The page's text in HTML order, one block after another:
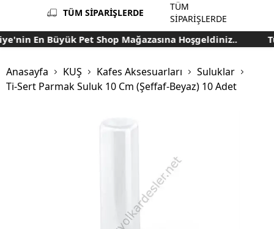
TÜM SİPARİŞLERDE
TÜM
SİPARİŞLERDE
En Büyük Pet Shop Mağazasına Hoşgeldiniz..
Anasayfa KUŞ Kafes Aksesuarları
Suluklar
Ti-Sert Parmak Suluk 10 Cm (Şeffaf-Beyaz) 10 Adet